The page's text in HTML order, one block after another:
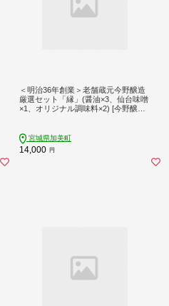
＜明治36年創業＞老舗蔵元今野醸造
厳選セット「縁」(醤油×3、仙台味噌
×1、オリジナル調味料×2) [今野醸造
宮城県加美町
14,000 円